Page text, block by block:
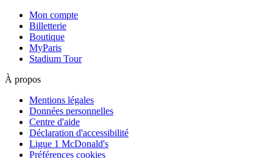
Mon compte
Billetterie
Boutique
MyParis
Stadium Tour
À propos
Mentions légales
Données personnelles
Centre d'aide
Déclaration d'accessibilité
Ligue 1 McDonald's
Préférences cookies